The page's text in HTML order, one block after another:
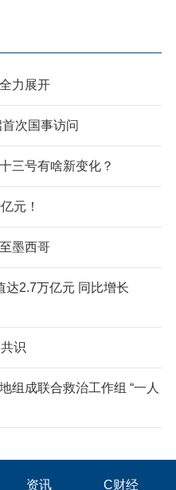
力展开
次国事访问
三号有啥新变化？
元！
墨西哥
达2.7万亿元 同比增长
识
组成联合救治工作组 “一人
资讯 C财经